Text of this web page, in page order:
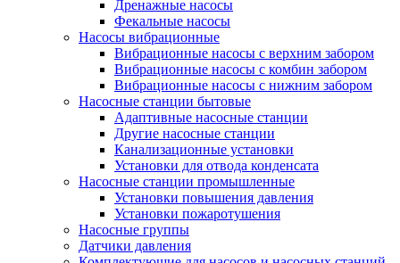
Дренажные насосы
Фекальные насосы
Насосы вибрационные
Вибрационные насосы с верхним забором
Вибрационные насосы с комбин забором
Вибрационные насосы с нижним забором
Насосные станции бытовые
Адаптивные насосные станции
Другие насосные станции
Канализационные установки
Установки для отвода конденсата
Насосные станции промышленные
Установки повышения давления
Установки пожаротушения
Насосные группы
Датчики давления